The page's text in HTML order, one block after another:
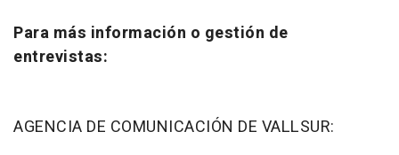
Para más información o gestión de
entrevistas:
AGENCIA DE COMUNICACIÓN DE VALLSUR: